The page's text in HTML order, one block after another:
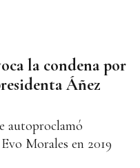
la condena por
Áñez
autoproclamó
Morales en 2019